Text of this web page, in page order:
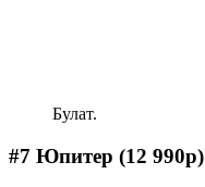
Булат.
#7 Юпитер (12 990р)